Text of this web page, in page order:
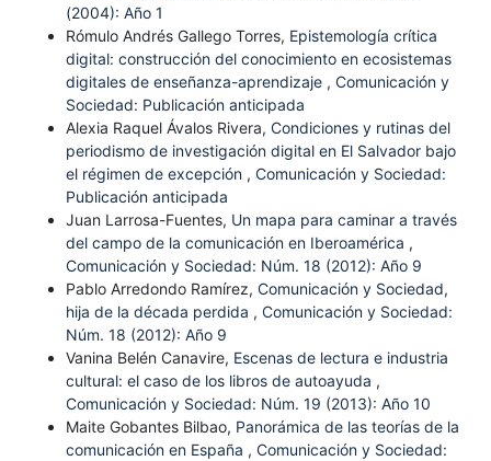
(2004): Año 1
Rómulo Andrés Gallego Torres, Epistemología crítica
digital: construcción del conocimiento en ecosistemas
digitales de enseñanza-aprendizaje , Comunicación y
Sociedad: Publicación anticipada
Alexia Raquel Ávalos Rivera, Condiciones y rutinas del
periodismo de investigación digital en El Salvador bajo
el régimen de excepción , Comunicación y Sociedad:
Publicación anticipada
Juan Larrosa-Fuentes, Un mapa para caminar a través
del campo de la comunicación en Iberoamérica ,
Comunicación y Sociedad: Núm. 18 (2012): Año 9
Pablo Arredondo Ramírez, Comunicación y Sociedad,
hija de la década perdida , Comunicación y Sociedad:
Núm. 18 (2012): Año 9
Vanina Belén Canavire, Escenas de lectura e industria
cultural: el caso de los libros de autoayuda ,
Comunicación y Sociedad: Núm. 19 (2013): Año 10
Maite Gobantes Bilbao, Panorámica de las teorías de la
comunicación en España , Comunicación y Sociedad: